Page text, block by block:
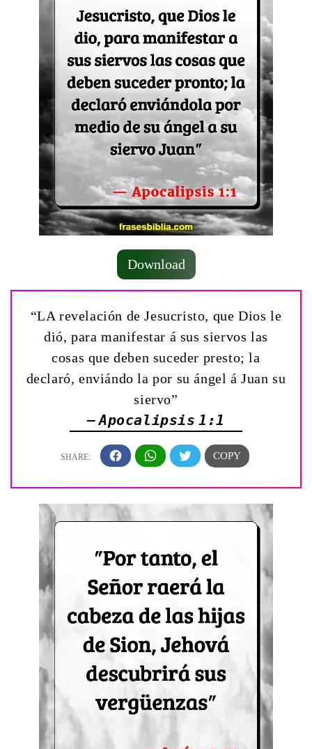
Download
“LA revelación de Jesucristo, que Dios le
dió, para manifestar á sus siervos las
cosas que deben suceder presto; la
declaró, enviándo la por su ángel á Juan su
siervo”
— Apocalipsis 1:1